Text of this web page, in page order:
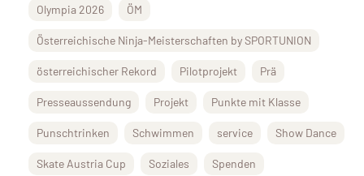
Olympia 2026 ÖM
Österreichische Ninja-Meisterschaften by SPORTUNION
österreichischer Rekord Pilotprojekt Prä
Presseaussendung Projekt Punkte mit Klasse
Punschtrinken Schwimmen service Show Dance
Skate Austria Cup Soziales Spenden